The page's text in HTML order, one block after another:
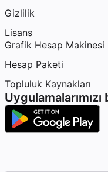
Gizlilik
Lisans
Grafik Hesap Makinesi
Hesap Paketi
Topluluk Kaynakları